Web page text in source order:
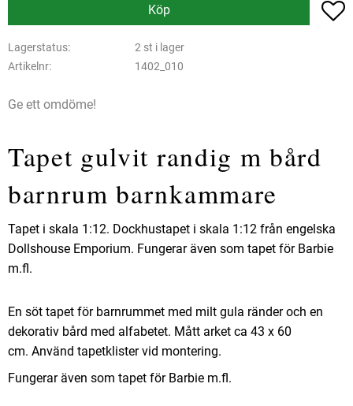
Köp
Lagerstatus
2 st i lager
Artikelnr
1402_010
Ge ett omdöme!
Tapet gulvit randig m bård
barnrum barnkammare
Tapet i skala 1:12. Dockhustapet i skala 1:12 från engelska
Dollshouse Emporium. Fungerar även som tapet för Barbie
m.fl.
En söt tapet för barnrummet med milt gula ränder och en
dekorativ bård med alfabetet. Mått arket ca 43 x 60
cm. Använd tapetklister vid montering.
Fungerar även som tapet för Barbie m.fl.